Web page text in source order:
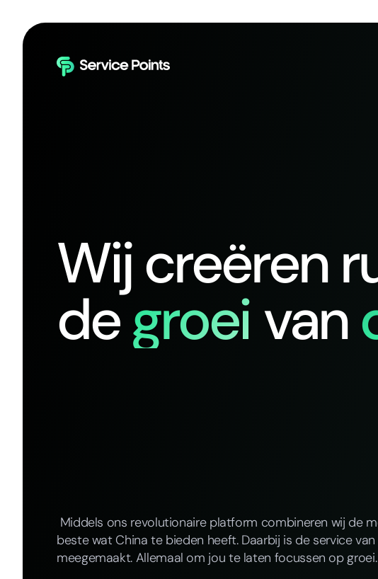
Wij creëren
degroeivan
Middels ons revolutionaire platform combineren wij de
beste wat China te bieden heeft. Daarbij is de service
meegemaakt. Allemaal om jou te laten focussen op groei.